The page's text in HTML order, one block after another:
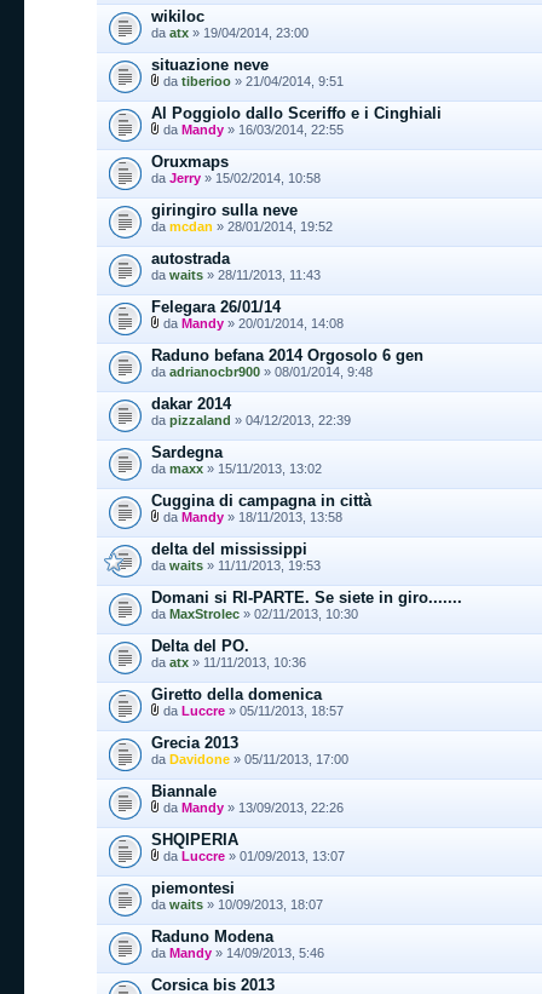
wikiloc
da atx » 19/04/2014, 23:00
situazione neve
da tiberioo » 21/04/2014, 9:51
Al Poggiolo dallo Sceriffo e i Cinghiali
da Mandy » 16/03/2014, 22:55
Oruxmaps
da Jerry » 15/02/2014, 10:58
giringiro sulla neve
da mcdan » 28/01/2014, 19:52
autostrada
da waits » 28/11/2013, 11:43
Felegara 26/01/14
da Mandy » 20/01/2014, 14:08
Raduno befana 2014 Orgosolo 6 gen
da adrianocbr900 » 08/01/2014, 9:48
dakar 2014
da pizzaland » 04/12/2013, 22:39
Sardegna
da maxx » 15/11/2013, 13:02
Cuggina di campagna in città
da Mandy » 18/11/2013, 13:58
delta del mississippi
da waits » 11/11/2013, 19:53
Domani si RI-PARTE. Se siete in giro.......
da MaxStrolec » 02/11/2013, 10:30
Delta del PO.
da atx » 11/11/2013, 10:36
Giretto della domenica
da Luccre » 05/11/2013, 18:57
Grecia 2013
da Davidone » 05/11/2013, 17:00
Biannale
da Mandy » 13/09/2013, 22:26
SHQIPERIA
da Luccre » 01/09/2013, 13:07
piemontesi
da waits » 10/09/2013, 18:07
Raduno Modena
da Mandy » 14/09/2013, 5:46
Corsica bis 2013